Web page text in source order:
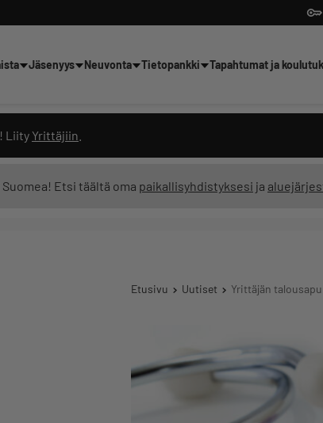
Jäsenyys Neuvonta Tietopankki Tapahtumat ja
Liity Yrittäjiin
Etsi täältä oma paikallisyhdistyksesi ja
Etusivu Uutiset Yrittäjän
kysy suoraan Yrittäjien tekoälyltä